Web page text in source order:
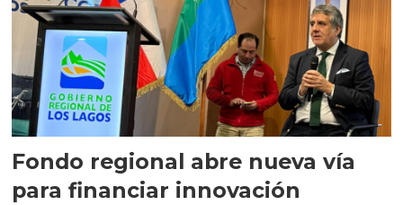
Fondo regional abre nueva vía
para financiar innovación